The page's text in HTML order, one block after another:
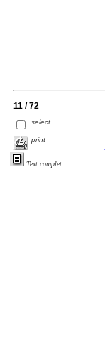
11 / 72
select
print
Text complet